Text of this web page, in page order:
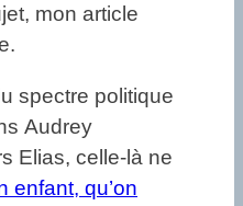
mon article
spectre politique
Audrey
Elias, celle-là ne
enfant, qu’on